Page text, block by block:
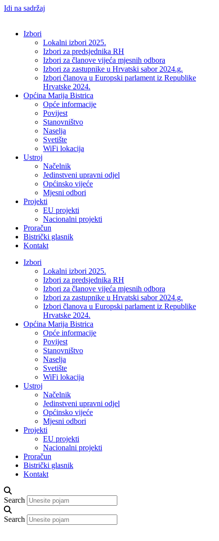
Idi na sadržaj
Izbori
Lokalni izbori 2025.
Izbori za predsjednika RH
Izbori za članove vijeća mjesnih odbora
Izbori za zastupnike u Hrvatski sabor 2024.g.
Izbori članova u Europski parlament iz Republike
Hrvatske 2024.
Općina Marija Bistrica
Opće informacije
Povijest
Stanovništvo
Naselja
Svetište
WiFi lokacija
Ustroj
Načelnik
Jedinstveni upravni odjel
Općinsko vijeće
Mjesni odbori
Projekti
EU projekti
Nacionalni projekti
Proračun
Bistrički glasnik
Kontakt
Izbori
Lokalni izbori 2025.
Izbori za predsjednika RH
Izbori za članove vijeća mjesnih odbora
Izbori za zastupnike u Hrvatski sabor 2024.g.
Izbori članova u Europski parlament iz Republike
Hrvatske 2024.
Općina Marija Bistrica
Opće informacije
Povijest
Stanovništvo
Naselja
Svetište
WiFi lokacija
Ustroj
Načelnik
Jedinstveni upravni odjel
Općinsko vijeće
Mjesni odbori
Projekti
EU projekti
Nacionalni projekti
Proračun
Bistrički glasnik
Kontakt
Search
Search